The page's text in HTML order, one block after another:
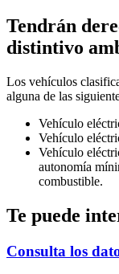
Tendrán
distintivo
Los vehículos
alguna de las
Vehículo
Vehículo
Vehículo
autonomía
combustible.
Te puede
Consulta los